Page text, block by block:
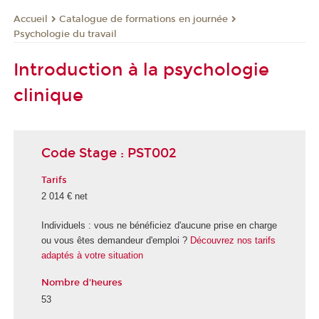
Accueil
Catalogue de formations en journée
Psychologie du travail
Introduction à la psychologie
clinique
Code Stage : PST002
Tarifs
2 014 € net
Individuels : vous ne bénéficiez d'aucune prise en charge
ou vous êtes demandeur d'emploi ? Découvrez nos tarifs
adaptés à votre situation
Nombre d'heures
53